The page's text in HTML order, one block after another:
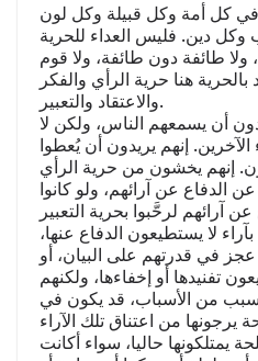
كل أمة وكل قبيلة وكل لون
دين. فليس العداء للحرية
طائفة دون طائفة، ولا قوم
هنا حرية الرأي والفكر
والاعتقاد والتعبير.
أن يسمعهم الناس، ولكن لا
إنهم يريدون أن يُعطوا
إنهم يخشون من حرية الرأي
الدفاع عن آرائهم، ولو كانوا
آرائهم لرحَّبوا بحرية التعبير
لا يستطيعون الدفاع عنها،
في قدرتهم على البيان، أو
تفنيدها أو إخفاءها، ولكنهم
من الأسباب، قد يكون في
من اعتناق تلك الآراء
يمتلكونها حاليا، سواء أكانت